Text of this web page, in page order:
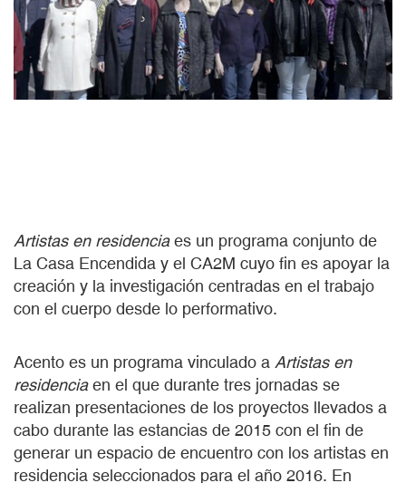
Artistas en residenciaes un programa conjunto de
La Casa Encendida y el CA2M cuyo fin es apoyar la
creación y la investigación centradas en el trabajo
con el cuerpo desde lo performativo.
Acento es un programa vinculado a Artistas en
residenciaen el que durante tres jornadas se
realizan presentaciones de los proyectos llevados a
cabo durante las estancias de 2015 con el fin de
generar un espacio de encuentro con los artistas en
residencia seleccionados para el año 2016. En